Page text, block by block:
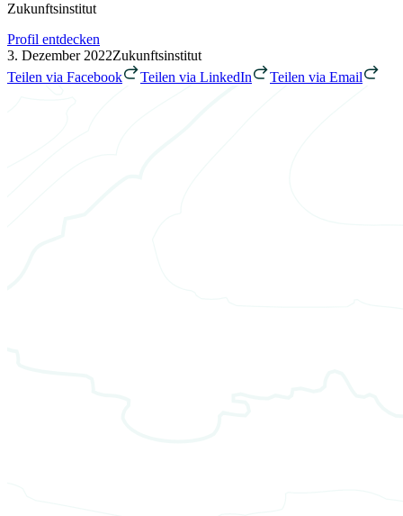
Zukunftsinstitut
Profil entdecken
3. Dezember 2022Zukunftsinstitut
Teilen via Facebook
Teilen via LinkedIn Teilen via Email